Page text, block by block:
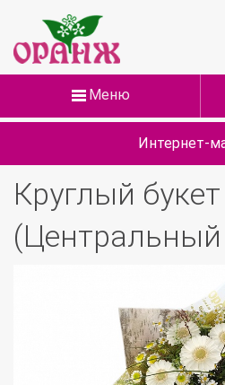
Меню
Интернет-
Круглый